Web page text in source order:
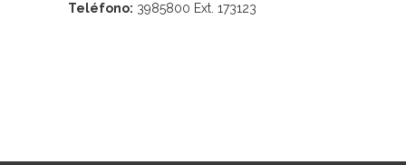
Teléfono: 3985800 Ext. 173123